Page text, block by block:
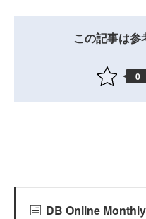
この記事は参
0
DB Online